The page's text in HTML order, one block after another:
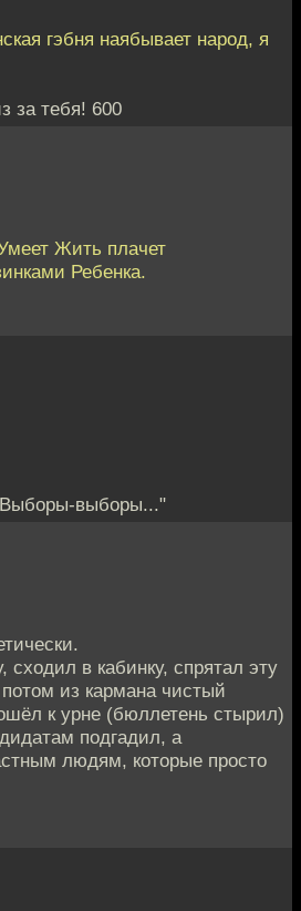
гэбня наябывает народ, я
за тебя! 600
Жить плачет
Ребенка.
выборы..."
сходил в кабинку, спрятал эту
из кармана чистый
к урне (бюллетень стырил)
подгадил, а
людям, которые просто